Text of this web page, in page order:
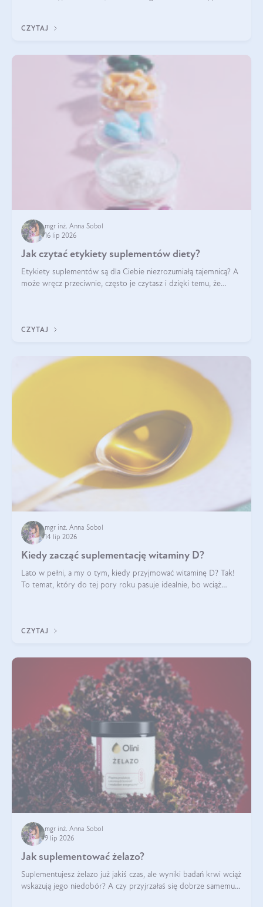
bariera hydrolipidowa.
CZYTAJ
mgr inż. Anna Sobol
16 lip 2026
Jak czytać etykiety suplementów diety?
Etykiety suplementów są dla Ciebie niezrozumiałą tajemnicą? A
może wręcz przeciwnie, często je czytasz i dzięki temu, że
CZYTAJ
mgr inż. Anna Sobol
14 lip 2026
Kiedy zacząć suplementację witaminy D?
Lato w pełni, a my o tym, kiedy przyjmować witaminę D? Tak!
To temat, który do tej pory roku pasuje idealnie, bo wciąż
CZYTAJ
mgr inż. Anna Sobol
9 lip 2026
Jak suplementować żelazo?
Suplementujesz żelazo już jakiś czas, ale wyniki badań krwi wciąż
wskazują jego niedobór? A czy przyjrzałaś się dobrze samemu